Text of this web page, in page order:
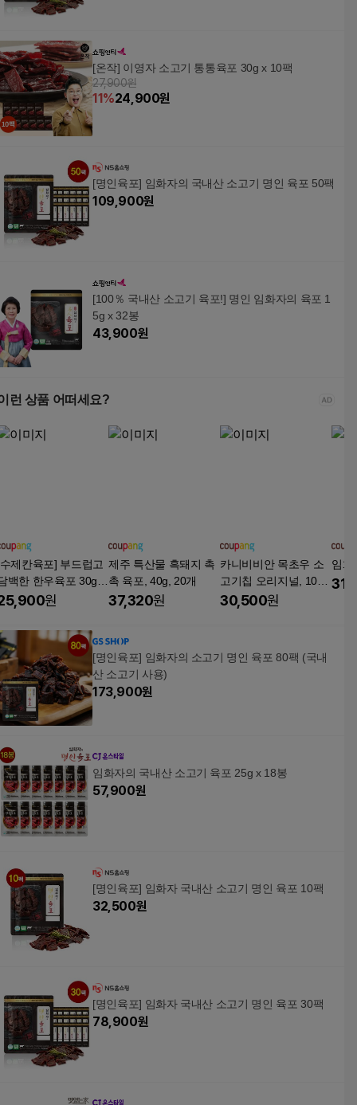
[온작] 이영자 소고기 통통육포 30g x 10팩
27,900원
11%24,900원
[명인육포] 임화자의 국내산 소고기 명인 육포 50팩
109,900원
[100％ 국내산 소고기 육포!] 명인 임화자의 육포 1
5g x 32봉
43,900원
런 상품 어떠세요?
제칸육포] 부드럽고
백한 한우육포 30g,
10개원
제주 특산물 흑돼지 촉
촉 육포, 40g, 20개
37,320원
카니비비안 목초우 소
고기칩 오리지널, 100
g, 1개
30,500원
임화
[명인육포] 임화자의 소고기 명인 육포 80팩 (국내
산 소고기 사용)
173,900원
임화자의 국내산 소고기 육포 25g x 18봉
57,900원
[명인육포] 임화자 국내산 소고기 명인 육포 10팩
32,500원
[명인육포] 임화자 국내산 소고기 명인 육포 30팩
78,900원